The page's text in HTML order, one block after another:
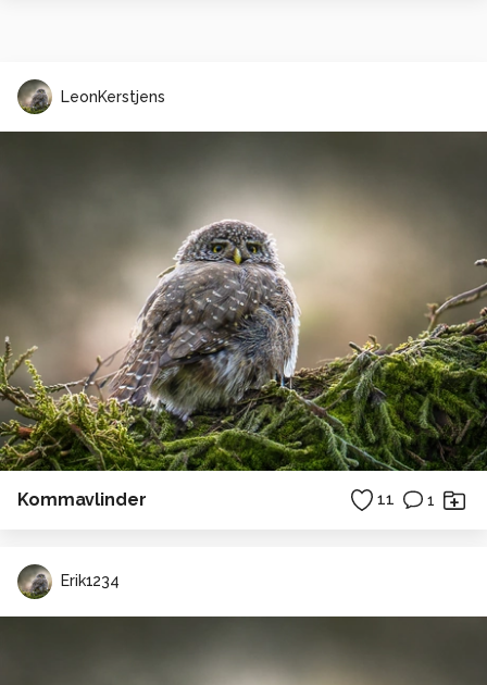
LeonKerstjens
Kommavlinder 11 1
Erik1234